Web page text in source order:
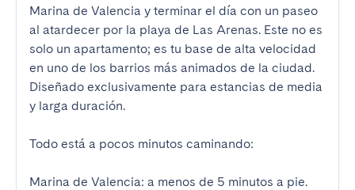
Marina de Valencia y terminar el día con un paseo
al atardecer por la playa de Las Arenas. Este no es
solo un apartamento; es tu base de alta velocidad
en uno de los barrios más animados de la ciudad.
Diseñado exclusivamente para estancias de media
y larga duración.
Todo está a pocos minutos caminando:
Marina de Valencia: a menos de 5 minutos a pie.